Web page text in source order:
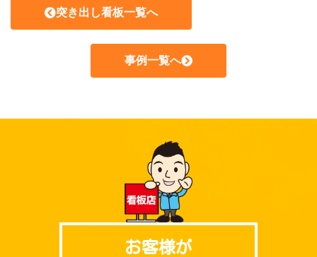
突き出し看板一覧へ
事例一覧へ
お客様が